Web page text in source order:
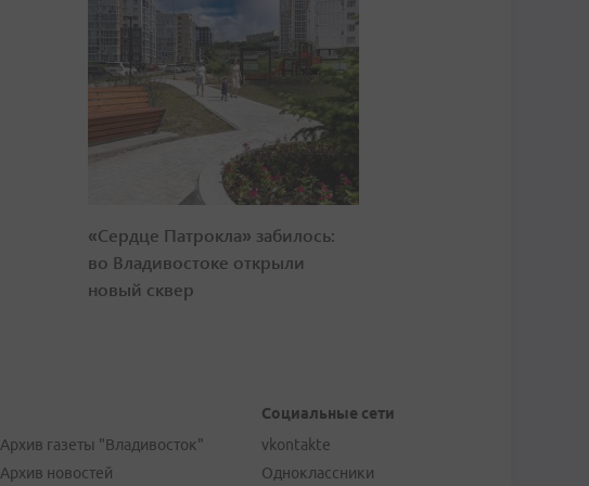
«Сердце Патрокла» забилось:
во Владивостоке открыли
новый сквер
Архив газеты "Владивосток"
Архив новостей
Социальные сети
vkontakte
Одноклассники